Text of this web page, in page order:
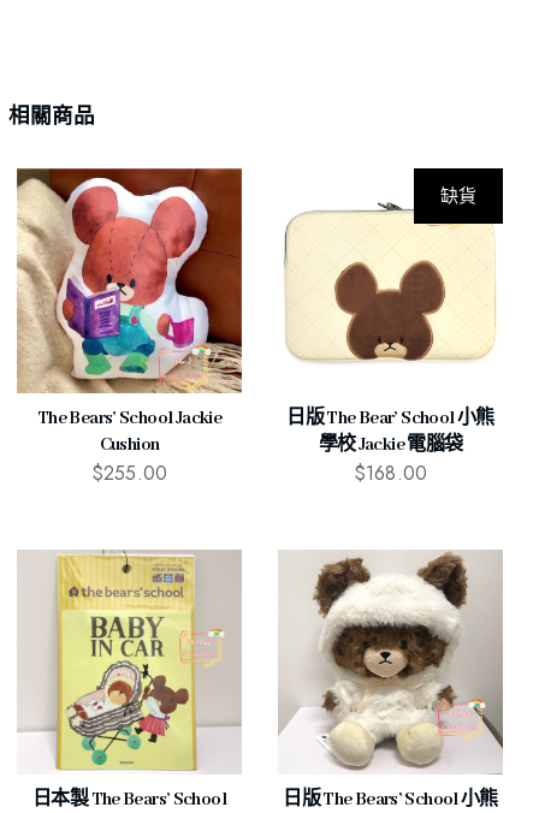
相關商品
The Bears’ School Jackie
Cushion
$255.00
缺貨
日版 The Bear’ School 小熊
學校 Jackie 電腦袋
$168.00
日本製 The Bears’ School
日版 The Bears’ School 小熊